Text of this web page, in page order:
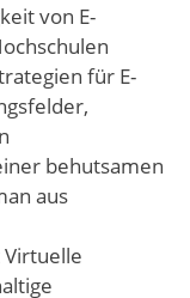
von E-
für E-
behutsamen
aus
Virtuelle